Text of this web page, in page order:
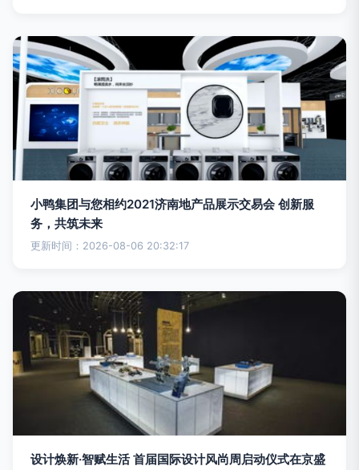
小鸭集团与您相约2021济南地产品展示交易会 创新服
务，共筑未来
更新时间：2026-08-06 20:32:17
设计焕新·智赋生活 首届国际设计风尚周启动仪式在京盛